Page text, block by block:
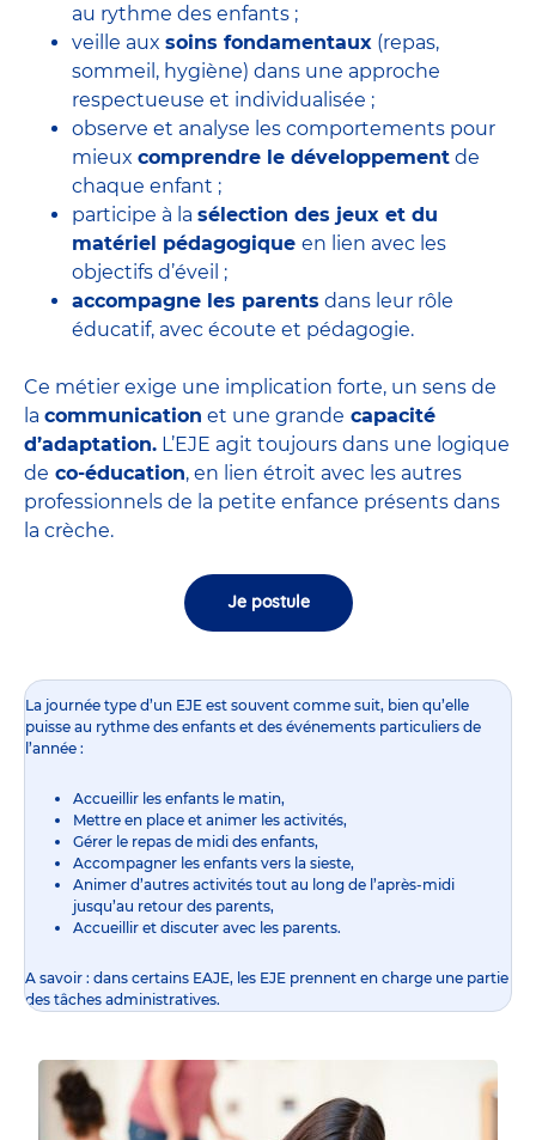
au rythme des enfants ;
veille aux soins fondamentaux (repas,
sommeil, hygiène) dans une approche
respectueuse et individualisée ;
observe et analyse les comportements pour
mieux comprendre le développement de
chaque enfant ;
participe à la sélection des jeux et du
matériel pédagogique en lien avec les
objectifs d’éveil ;
accompagne les parents dans leur rôle
éducatif, avec écoute et pédagogie.
Ce métier exige une implication forte, un sens de
la communication et une grande capacité
d’adaptation. L’EJE agit toujours dans une logique
de co-éducation, en lien étroit avec les autres
professionnels de la petite enfance présents dans
la crèche.
Je postule
La journée type d’un EJE est souvent comme suit, bien qu’elle
puisse au rythme des enfants et des événements particuliers de
l’année :
Accueillir les enfants le matin,
Mettre en place et animer les activités,
Gérer le repas de midi des enfants,
Accompagner les enfants vers la sieste,
Animer d’autres activités tout au long de l’après-midi
jusqu’au retour des parents,
Accueillir et discuter avec les parents.
A savoir : dans certains EAJE, les EJE prennent en charge une partie
des tâches administratives.